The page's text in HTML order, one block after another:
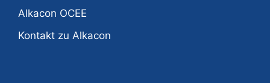
Alkacon OCEE
Kontakt zu Alkacon